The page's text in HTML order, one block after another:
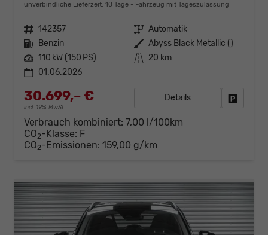
unverbindliche Lieferzeit: 10 Tage Fahrzeug mit Tageszulassung
Fahrzeugnr. 142357 Getriebe Automatik
Kraftstoff Benzin Außenfarbe Abyss Black Metallic ()
Leistung 110 kW (150 PS) Kilometerstand 20 km
01.06.2026
30.699,– €
incl. 19% MwSt.
Details
Verbrauch kombiniert: 7,00 l/100km
CO2-Klasse: F
CO2-Emissionen: 159,00 g/km